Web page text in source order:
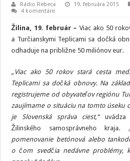
Rádio Rebeca 19. februára 2015
4 komentáre
Žilina, 19. február – Viac ako 50
a Turčianskymi Teplicami sa dočká
odhaduje na približne 50 miliónov eur.
„Viac ako 50 rokov stará cesta
Teplicami sa dočká obnovy. Na
registrujeme od obyvateľov regiónu
zaujímame o situáciu na tomto úseku
je Slovenská správa ciest,“uvádza
Žilinského samosprávneho kraja.
pomenovanie betónová alebo
o čom svedčia nedávne problémy,